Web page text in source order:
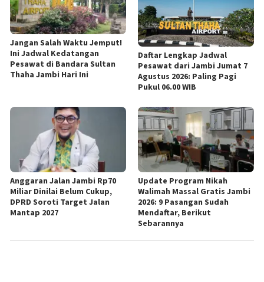
Jangan Salah Waktu Jemput!
Ini Jadwal Kedatangan
Pesawat di Bandara Sultan
Thaha Jambi Hari Ini
Daftar Lengkap Jadwal
Pesawat dari Jambi Jumat 7
Agustus 2026: Paling Pagi
Pukul 06.00 WIB
Anggaran Jalan Jambi Rp70
Miliar Dinilai Belum Cukup,
DPRD Soroti Target Jalan
Mantap 2027
Update Program Nikah
Walimah Massal Gratis Jambi
2026: 9 Pasangan Sudah
Mendaftar, Berikut
Sebarannya